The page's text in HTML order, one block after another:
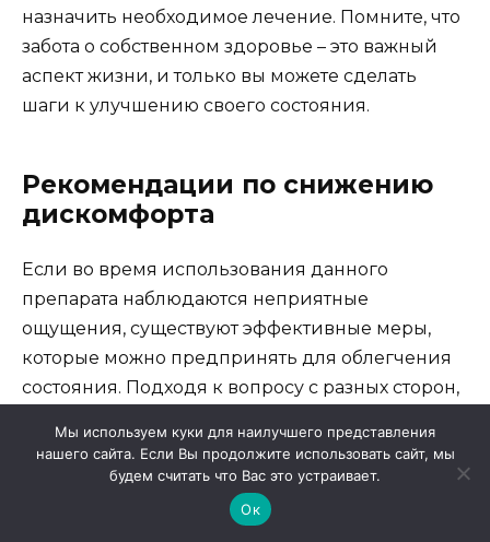
назначить необходимое лечение. Помните, что
забота о собственном здоровье – это важный
аспект жизни, и только вы можете сделать
шаги к улучшению своего состояния.
Рекомендации по снижению
дискомфорта
Если во время использования данного
препарата наблюдаются неприятные
ощущения, существуют эффективные меры,
которые можно предпринять для облегчения
состояния. Подходя к вопросу с разных сторон,
стратегий, направленных на улучшение
качества жизни и минимизацию
Мы используем куки для наилучшего представления
нашего сайта. Если Вы продолжите использовать сайт, мы
будем считать что Вас это устраивает.
Ок